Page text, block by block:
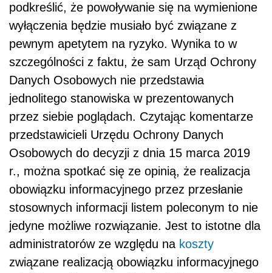
podkreślić, że powoływanie się na wymienione
wyłączenia będzie musiało być związane z
pewnym apetytem na ryzyko. Wynika to w
szczególności z faktu, że sam Urząd Ochrony
Danych Osobowych nie przedstawia
jednolitego stanowiska w prezentowanych
przez siebie poglądach. Czytając komentarze
przedstawicieli Urzędu Ochrony Danych
Osobowych do decyzji z dnia 15 marca 2019
r., można spotkać się ze opinią, że realizacja
obowiązku informacyjnego przez przesłanie
stosownych informacji listem poleconym to nie
jedyne możliwe rozwiązanie. Jest to istotne dla
administratorów ze względu na koszty
związane realizacją obowiązku informacyjnego